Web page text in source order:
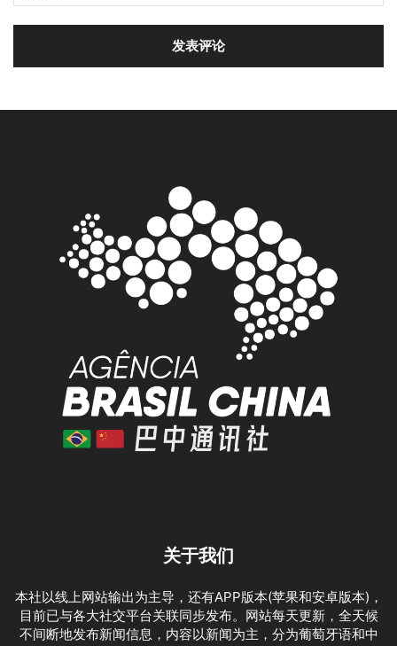
关于我们
本社以线上网站输出为主导，还有APP版本(苹果和安卓版本)，
目前已与各大社交平台关联同步发布。网站每天更新，全天候
不间断地发布新闻信息，内容以新闻为主，分为葡萄牙语和中